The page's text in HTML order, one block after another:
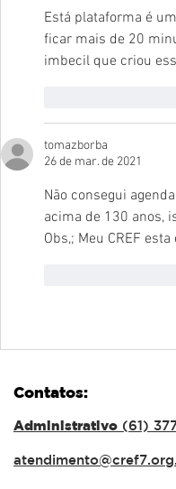
Está plataforma é
ficar mais de 20
imbecil que criou
tomazborba
26 de mar. de 2021
Não consegui
acima de 130 anos,
Obs,; Meu CREF
Contatos:
Administrativo (61)